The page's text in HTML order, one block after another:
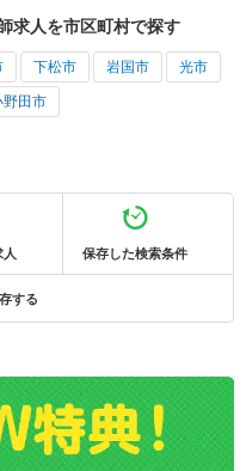
求人を市区町村で探す
下松市 岩国市 光市
野田市
保存した検索条件
する